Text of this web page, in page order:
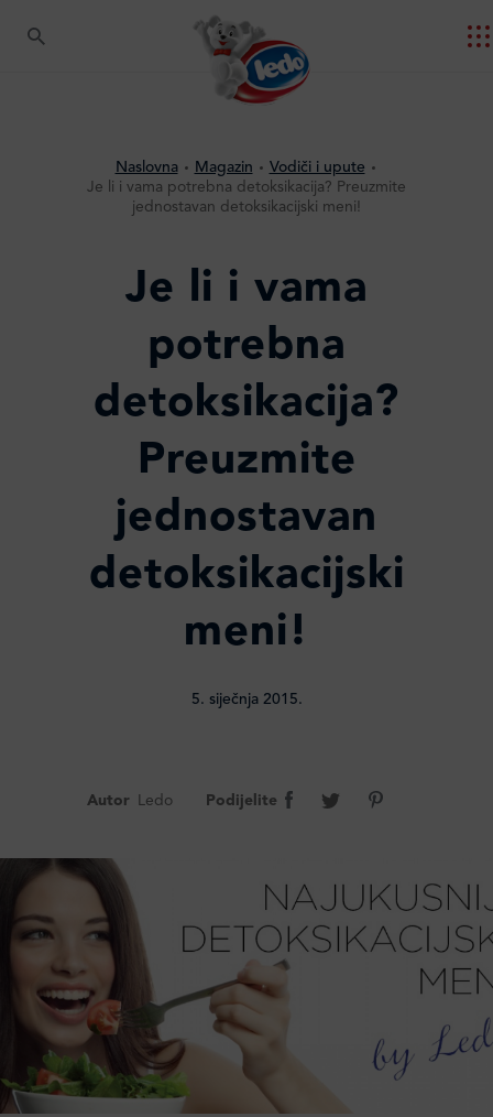
Naslovna Magazin
Vodiči i upute
Je li i vama potrebna detoksikacija? Preuzmite
jednostavan detoksikacijski meni!
Je li i vama
potrebna
detoksikacija?
Preuzmite
jednostavan
detoksikacijski
meni!
5. siječnja 2015.
Autor Ledo Podijelite